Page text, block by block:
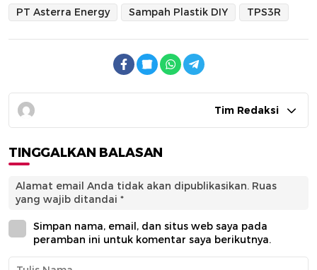
PT Asterra Energy Sampah Plastik DIY TPS3R
Tim Redaksi
TINGGALKAN BALASAN
Alamat email Anda tidak akan dipublikasikan. Ruas
yang wajib ditandai *
Simpan nama, email, dan situs web saya pada
peramban ini untuk komentar saya berikutnya.